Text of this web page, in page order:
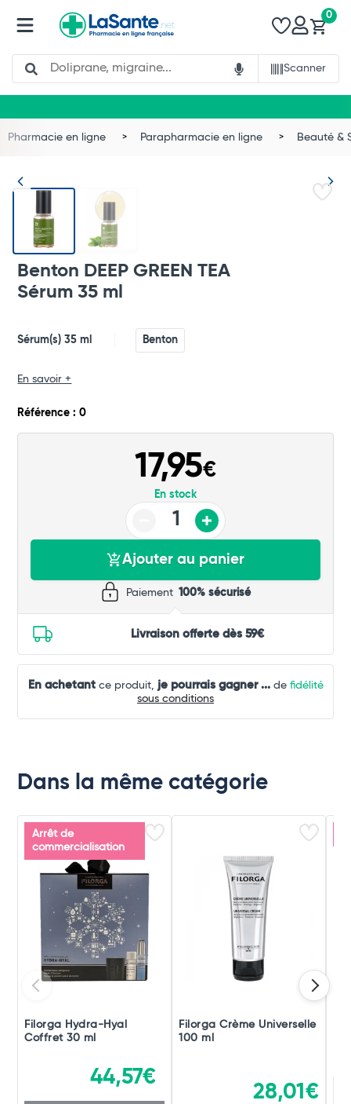
Search
Scanner
0
Commander
Pharmacie en ligne Parapharmacie en ligne Beauté &
Benton DEEP GREEN TEA
Sérum 35 ml
Sérum(s) 35 ml Benton
En savoir +
Référence : 0
17,95€
En stock
Ajouter au panier
Paiement 100% sécurisé
Livraison offerte dès 59€
En achetantce produit, je pourrais gagner ...de fidélité
sous conditions
Dans la même catégorie
Arrêt de
commercialisation
Filorga Hydra-Hyal
Coffret 30 ml
44,57€
Filorga Crème Universelle
100 ml
28,01€